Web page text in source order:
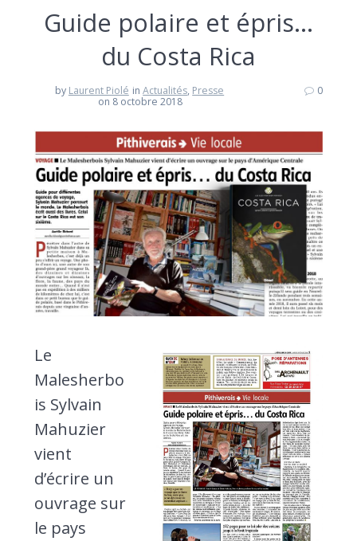
Guide polaire et épris…
du Costa Rica
by Laurent Piolé inActualités, Presse
on 8 octobre 2018
0
Le
Malesherbo
is Sylvain
Mahuzier
vient
d’écrire un
ouvrage sur
le pays